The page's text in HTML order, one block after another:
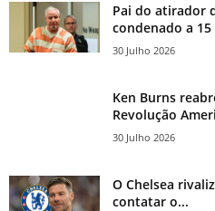
Pai do atirador
condenado a 15
30 Julho 2026
Ken Burns
Revolução
30 Julho 2026
O Chelsea
contatar o...